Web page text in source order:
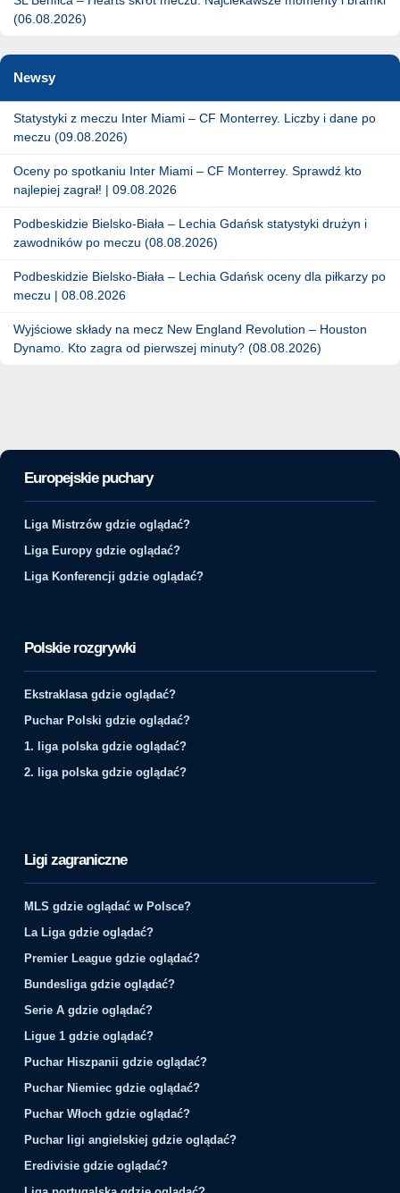
(06.08.2026)
Newsy
Statystyki z meczu Inter Miami – CF Monterrey. Liczby i dane po
meczu (09.08.2026)
Oceny po spotkaniu Inter Miami – CF Monterrey. Sprawdź kto
najlepiej zagrał! | 09.08.2026
Podbeskidzie Bielsko-Biała – Lechia Gdańsk statystyki drużyn i
zawodników po meczu (08.08.2026)
Podbeskidzie Bielsko-Biała – Lechia Gdańsk oceny dla piłkarzy po
meczu | 08.08.2026
Wyjściowe składy na mecz New England Revolution – Houston
Dynamo. Kto zagra od pierwszej minuty? (08.08.2026)
Europejskie puchary
Liga Mistrzów gdzie oglądać?
Liga Europy gdzie oglądać?
Liga Konferencji gdzie oglądać?
Polskie rozgrywki
Ekstraklasa gdzie oglądać?
Puchar Polski gdzie oglądać?
1. liga polska gdzie oglądać?
2. liga polska gdzie oglądać?
Ligi zagraniczne
MLS gdzie oglądać w Polsce?
La Liga gdzie oglądać?
Premier League gdzie oglądać?
Bundesliga gdzie oglądać?
Serie A gdzie oglądać?
Ligue 1 gdzie oglądać?
Puchar Hiszpanii gdzie oglądać?
Puchar Niemiec gdzie oglądać?
Puchar Włoch gdzie oglądać?
Puchar ligi angielskiej gdzie oglądać?
Eredivisie gdzie oglądać?